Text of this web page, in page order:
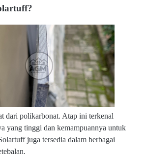
dari polikarbonat. Atap ini terkenal
yang tinggi dan kemampuannya untuk
juga tersedia dalam berbagai